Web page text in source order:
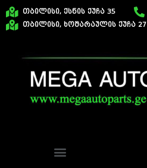
თბილისი, ქსნის ქუჩა 35
თბილისი, ხოშარაულის ქუჩა 27